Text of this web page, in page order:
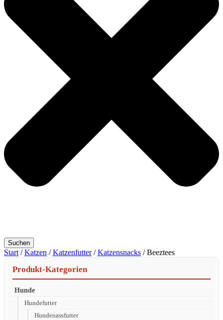
Suchen
Start /Katzen /Katzenfutter/Katzensnacks / Beeztees
Produkt-Kategorien
Hunde
Hundefutter
Hundenassfutter